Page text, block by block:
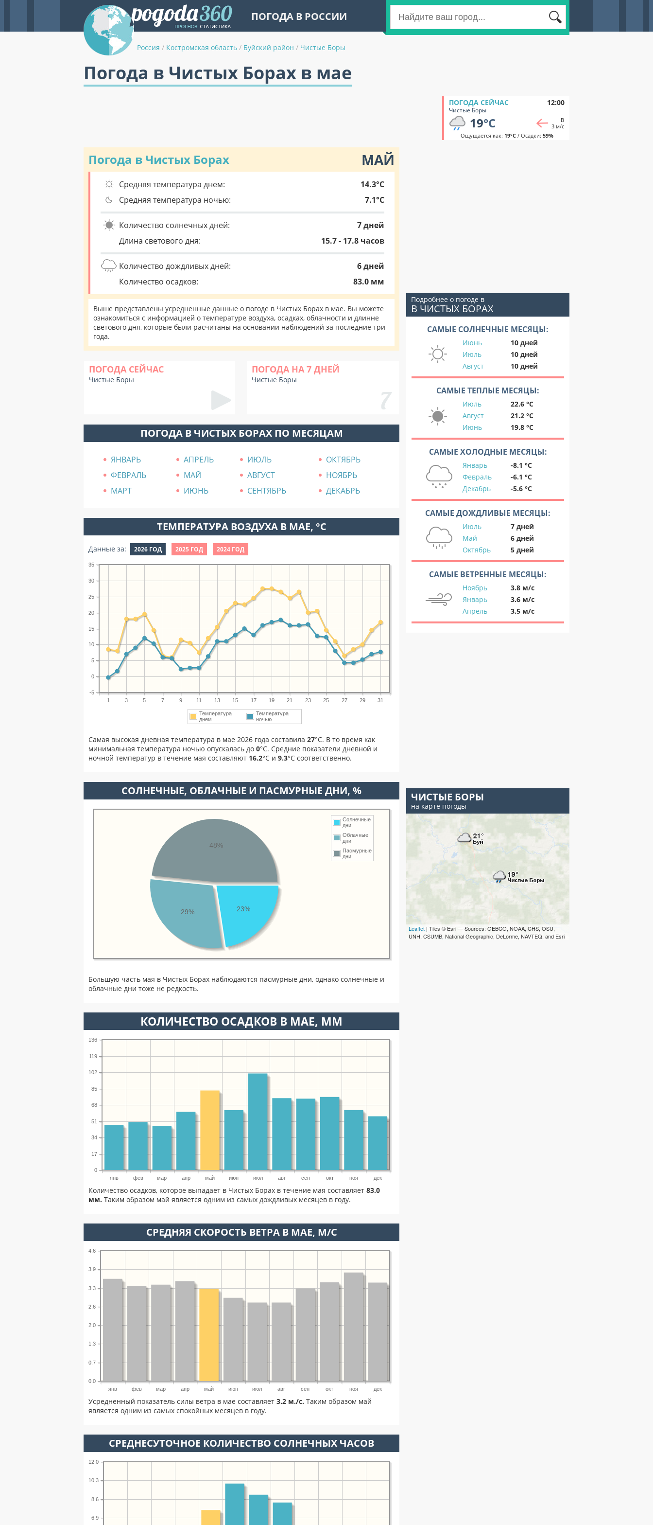
ПОГОДА В РОССИИ
Россия / Костромская область / Буйский район / Чистые Боры
Погода в Чистых Борах в мае
ПОГОДА СЕЙЧАС 12:00
Чистые Боры
19°C
В
3 м/с
Ощущается как: 19°C/ Осадки: 59%
Погода в Чистых Борах МАЙ
Средняя температура днем:
14.3°C
Средняя температура ночью:
7.1°C
Количество солнечных дней:
7 дней
Длина светового дня:
15.7 - 17.8 часов
Количество дождливых дней:
6 дней
Количество осадков:
83.0 мм
Выше представлены усредненные данные о погоде в Чистых Борах в мае. Вы можете
ознакомиться с информацией о температуре воздуха, осадках, облачности и длинне
светового дня, которые были расчитаны на основании наблюдений за последние три
года.
ПОГОДА СЕЙЧАС
Чистые Боры
ПОГОДА НА 7 ДНЕЙ
Чистые Боры
ПОГОДА В ЧИСТЫХ БОРАХ ПО МЕСЯЦАМ
ЯНВАРЬ АПРЕЛЬ ИЮЛЬ
ОКТЯБРЬ
ФЕВРАЛЬ
МАЙ АВГУСТ
НОЯБРЬ
МАРТ
ИЮНЬ СЕНТЯБРЬ ДЕКАБРЬ
ТЕМПЕРАТУРА ВОЗДУХА В МАЕ, °C
Данные за: 2026 ГОД 2025 ГОД 2024 ГОД
1 3 5 7 9 11 13 15 17 19 21 23 25 27 29 31
-5
0
5
10
15
20
25
30
35
Температура
днем
Температура
ночью
Самая высокая дневная температура в мае 2026 года составила 27°С. В то время как
минимальная температура ночью опускалась до 0°C. Средние показатели дневной и
ночной температур в течение мая составляют 16.2°С и 9.3°С соответственно.
CОЛНЕЧНЫЕ, ОБЛАЧНЫЕ И ПАСМУРНЫЕ ДНИ, %
Солнечные
дни
Облачные
дни
Пасмурные
дни
23%
29%
48%
Большую часть мая в Чистых Борах наблюдаются пасмурные дни, однако солнечные и
облачные дни тоже не редкость.
КОЛИЧЕСТВО ОСАДКОВ В МАЕ, ММ
янв фев мар апр май июн июл авг сен окт ноя дек
0
17
34
51
68
85
102
119
136
Количество осадков, которое выпадает в Чистых Борах в течение мая составляет 83.0
мм. Таким образом май является одним из самых дождливых месяцев в году.
СРЕДНЯЯ СКОРОСТЬ ВЕТРА В МАЕ, М/С
янв фев мар апр май июн июл авг сен окт ноя дек
0.0
0.7
1.3
2.0
2.6
3.3
3.9
4.6
Усредненный показатель силы ветра в мае составляет 3.2 м./с. Таким образом май
является одним из самых спокойных месяцев в году.
СРЕДНЕСУТОЧНОЕ КОЛИЧЕСТВО СОЛНЕЧНЫХ ЧАСОВ
6.9
8.6
10.3
12.0
Подробнее о погоде в
В ЧИСТЫХ БОРАХ
САМЫЕ СОЛНЕЧНЫЕ МЕСЯЦЫ:
Июнь
10 дней
Июль
10 дней
Август
10 дней
САМЫЕ ТЕПЛЫЕ МЕСЯЦЫ:
Июль
22.6 °C
Август
21.2 °C
Июнь
19.8 °C
САМЫЕ ХОЛОДНЫЕ МЕСЯЦЫ:
Январь
-8.1 °C
Февраль
-6.1 °C
Декабрь
-5.6 °C
САМЫЕ ДОЖДЛИВЫЕ МЕСЯЦЫ:
Июль
7 дней
Май
6 дней
Октябрь
5 дней
САМЫЕ ВЕТРЕННЫЕ МЕСЯЦЫ:
Ноябрь
3.8 м/с
Январь
3.6 м/с
Апрель
3.5 м/с
ЧИСТЫЕ БОРЫ
на карте погоды
Leaflet | Tiles © Esri — Sources: GEBCO, NOAA, CHS, OSU,
UNH, CSUMB, National Geographic, DeLorme, NAVTEQ, and Esri